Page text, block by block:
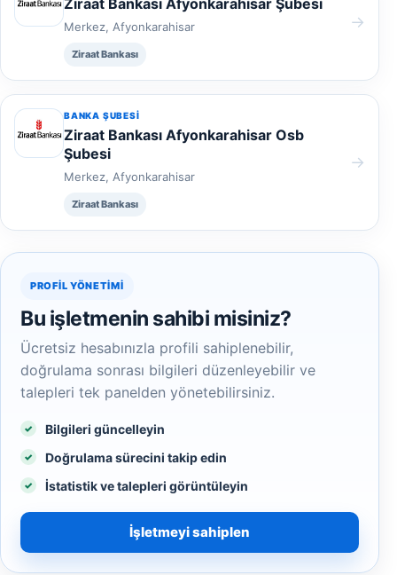
Ziraat Bankası Afyonkarahisar Şubesi
Merkez, Afyonkarahisar
Ziraat Bankası
→
BANKA ŞUBESI
Ziraat Bankası Afyonkarahisar Osb
Şubesi
Merkez, Afyonkarahisar
Ziraat Bankası
→
PROFIL YÖNETIMI
Bu işletmenin sahibi misiniz?
Ücretsiz hesabınızla profili sahiplenebilir,
doğrulama sonrası bilgileri düzenleyebilir ve
talepleri tek panelden yönetebilirsiniz.
Bilgileri güncelleyin
Doğrulama sürecini takip edin
İstatistik ve talepleri görüntüleyin
İşletmeyi sahiplen